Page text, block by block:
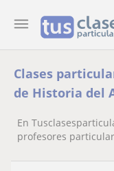
Clases
de Historia del
En
profesores